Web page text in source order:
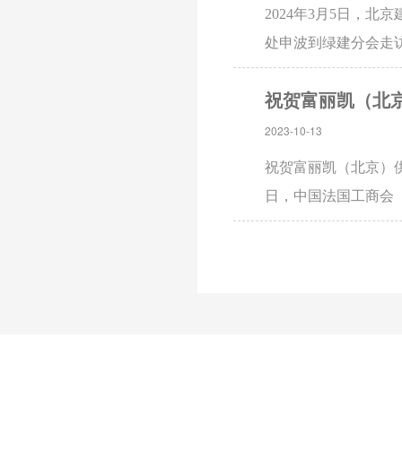
2024年3月5日，北
处申波到绿建分会走
中心总工程师、娄武
目的；根据《…
2023-10-13
祝贺富丽凯（北京）
日，中国法国工商会
办。中法两国政府代